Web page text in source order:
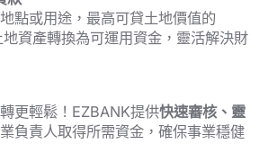
點或用途，最高可貸土地價值的
資產轉換為可運用資金，靈活解決財
更輕鬆！EZBANK提供快速審核、靈
業負責人取得所需資金，確保事業穩健